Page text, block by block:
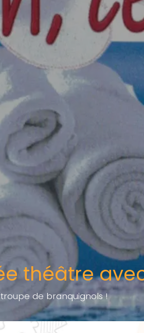
théâtre
de branquignols !